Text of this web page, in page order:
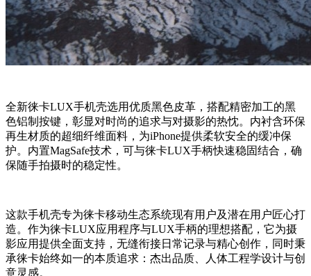
全新徕卡LUX手机壳选用优质黑色皮革，搭配精密加工的黑
色铝制按键，彰显对时尚的追求与对摄影的热忱。内衬含环保
再生材质的超细纤维面料，为iPhone提供柔软安全的缓冲保
护。内置MagSafe技术，可与徕卡LUX手柄快速稳固结合，确
保随手拍摄时的稳定性。
这款手机壳专为徕卡移动生态系统现有用户及潜在用户匠心打
造。作为徕卡LUX应用程序与LUX手柄的理想搭配，它为摄
影应用提供全面支持，无缝衔接日常记录与精心创作，同时秉
承徕卡始终如一的本质追求：杰出品质、人体工程学设计与创
意灵感。